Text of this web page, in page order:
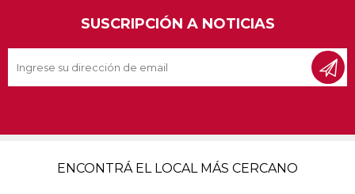
SUSCRIPCIÓN A NOTICIAS
ENCONTRÁ EL LOCAL MÁS CERCANO